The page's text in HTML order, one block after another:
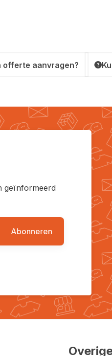
offerte aanvragen?
geïnformeerd
Abonneren